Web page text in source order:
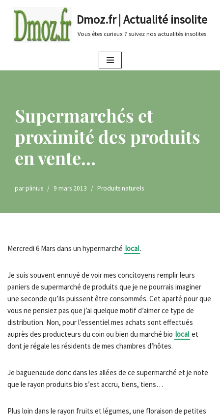
au
Dmoz.fr | Actualité insolite
Vous êtes curieux ? suivez nos actualités insolites
Supermarchés et
proximité des produits
en vente…
parplinius 9 mars 2013 Produits naturels
Mercredi 6 Mars dans un hypermarché local.
Je suis souvent ennuyé de voir mes concitoyens remplir leurs
paniers de supermarché de produits que je ne pourrais imaginer
une seconde qu’ils puissent être consommés. Cet aparté pour que
vous ne pensiez pas que j’ai quelque motif d’aimer ce type de
distribution. Non, pour l’essentiel mes achats sont effectués
auprès des producteurs du coin ou bien du marché bio local et
dont je régale les résidents de mes chambres d’hôtes.
Je baguenaude donc dans les allées de ce supermarché et je note
que le rayon produits bio s’est accru, tiens, tiens…
Plus loin dans le rayon fruits et légumes, une floraison de petites